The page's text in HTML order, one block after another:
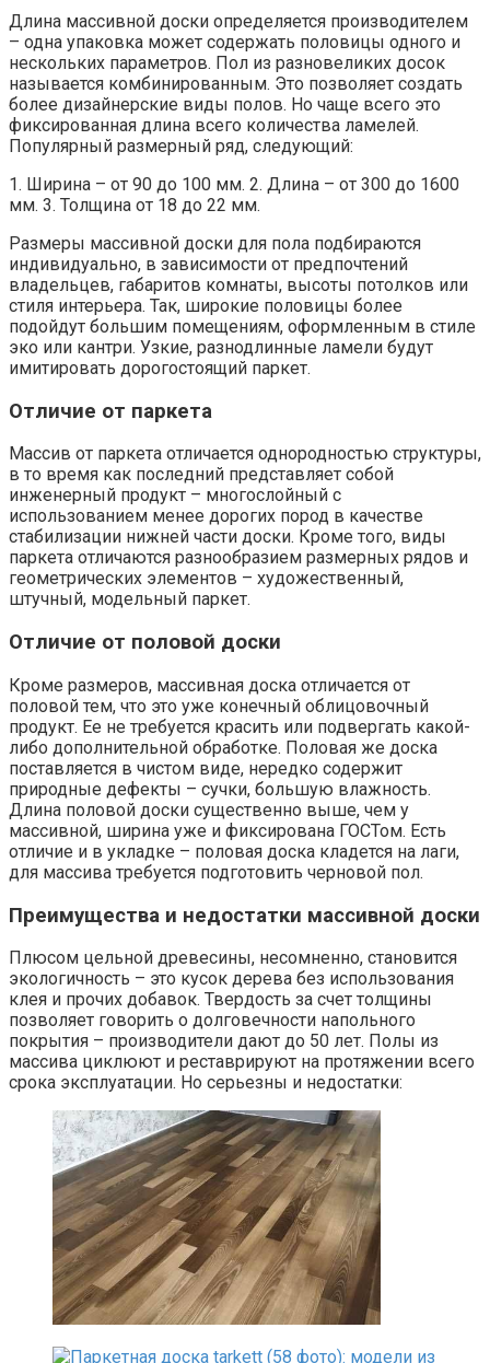
Длина массивной доски определяется производителем
– одна упаковка может содержать половицы одного и
нескольких параметров. Пол из разновеликих досок
называется комбинированным. Это позволяет создать
более дизайнерские виды полов. Но чаще всего это
фиксированная длина всего количества ламелей.
Популярный размерный ряд, следующий:
1. Ширина – от 90 до 100 мм. 2. Длина – от 300 до 1600
мм. 3. Толщина от 18 до 22 мм.
Размеры массивной доски для пола подбираются
индивидуально, в зависимости от предпочтений
владельцев, габаритов комнаты, высоты потолков или
стиля интерьера. Так, широкие половицы более
подойдут большим помещениям, оформленным в стиле
эко или кантри. Узкие, разнодлинные ламели будут
имитировать дорогостоящий паркет.
Отличие от паркета
Массив от паркета отличается однородностью структуры,
в то время как последний представляет собой
инженерный продукт – многослойный с
использованием менее дорогих пород в качестве
стабилизации нижней части доски. Кроме того, виды
паркета отличаются разнообразием размерных рядов и
геометрических элементов – художественный,
штучный, модельный паркет.
Отличие от половой доски
Кроме размеров, массивная доска отличается от
половой тем, что это уже конечный облицовочный
продукт. Ее не требуется красить или подвергать какой-
либо дополнительной обработке. Половая же доска
поставляется в чистом виде, нередко содержит
природные дефекты – сучки, большую влажность.
Длина половой доски существенно выше, чем у
массивной, ширина уже и фиксирована ГОСТом. Есть
отличие и в укладке – половая доска кладется на лаги,
для массива требуется подготовить черновой пол.
Преимущества и недостатки массивной доски
Плюсом цельной древесины, несомненно, становится
экологичность – это кусок дерева без использования
клея и прочих добавок. Твердость за счет толщины
позволяет говорить о долговечности напольного
покрытия – производители дают до 50 лет. Полы из
массива циклюют и реставрируют на протяжении всего
срока эксплуатации. Но серьезны и недостатки: